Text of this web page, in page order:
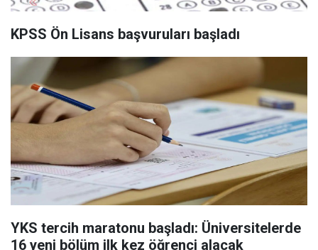
KPSS Ön Lisans başvuruları başladı
YKS tercih maratonu başladı: Üniversitelerde
16 yeni bölüm ilk kez öğrenci alacak